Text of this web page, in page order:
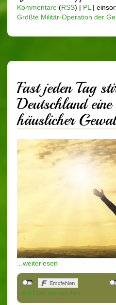
Kommentare (RSS) | PL|
Größte Militär-Operation der
Fast jeden Tag
Deutschland
häuslicher
...weiterlesen
Als Mail versenden